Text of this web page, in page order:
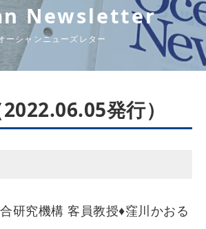
Newsletter
ーシャンニューズレター
発行）
研究機構 客員教授♦窪川かおる